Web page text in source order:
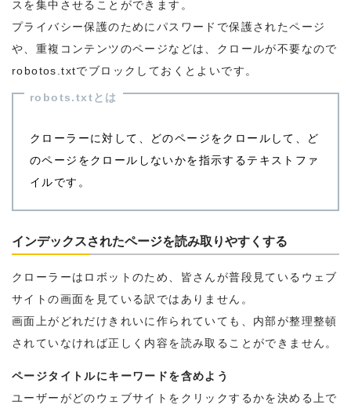
スを集中させることができます。
プライバシー保護のためにパスワードで保護されたページ
や、重複コンテンツのページなどは、クロールが不要なので
robotos.txtでブロックしておくとよいです。
robots.txtとは
クローラーに対して、どのページをクロールして、ど
のページをクロールしないかを指示するテキストファ
イルです。
インデックスされたページを読み取りやすくする
クローラーはロボットのため、皆さんが普段見ているウェブ
サイトの画面を見ている訳ではありません。
画面上がどれだけきれいに作られていても、内部が整理整頓
されていなければ正しく内容を読み取ることができません。
ページタイトルにキーワードを含めよう
ユーザーがどのウェブサイトをクリックするかを決める上で